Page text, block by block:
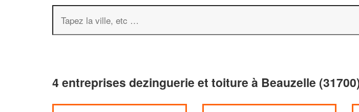
4 entreprises dezinguerie et toiture à Beauzelle